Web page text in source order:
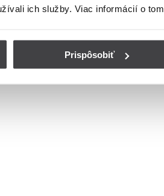
ich služby. Viac informácií o tom
Prispôsobiť